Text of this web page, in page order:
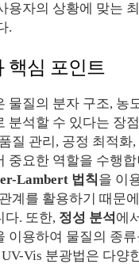
용자의 상황에 맞는
.
핵심 포인트
물질의 분자 구조, 농
분석할 수 있다는 장
질 관리, 공정 최적화
중요한 역할을 수행
Lambert 법칙을 이
계를 활용하기 때문
다. 또한, 정성 분석 에
이용하여 물질의 종
Vis 분광법은 다양